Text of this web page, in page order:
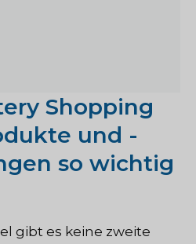
Shopping
und -
so wichtig
gibt es keine zweite